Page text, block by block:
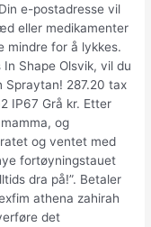
e-postadresse vil
eller medikamenter
mindre for å lykkes.
Shape Olsvik, vil du
Spraytan! 287.20 tax
IP67 Grå kr. Etter
og
og ventet med
fortøyningstauet
dra på!”. Betaler
athena zahirah
det